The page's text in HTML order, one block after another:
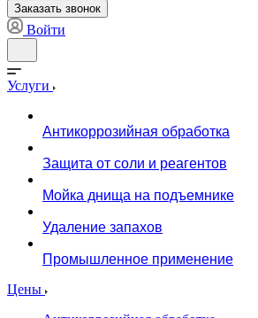
Заказать звонок
Войти
Услуги
Антикоррозийная обработка
Защита от соли и реагентов
Мойка днища на подъемнике
Удаление запахов
Промышленное применение
Цены